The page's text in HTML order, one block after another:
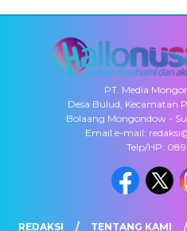
PT. Media
Desa Bulud, Kecamatan
Bolaang Mongondow -
Email e-mail:
Telp/HP:
REDAKSI TENTANG KAMI